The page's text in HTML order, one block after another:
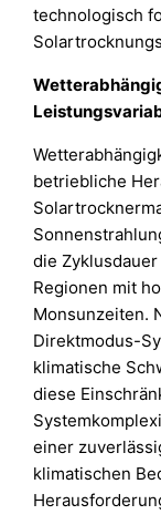
technologisch
betriebliche
die
Regionen mit
Monsunzeiten.
Direktmodus-
klimatische
diese
einer
klimatischen